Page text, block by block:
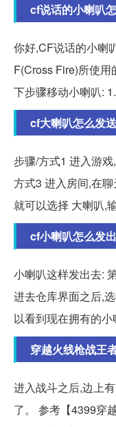
cf说话的小喇叭
你好,CF说话的小喇
F(Cross Fire)所使
下步骤移动小喇叭:
cf大喇叭怎么发
步骤/方式1 进入游
方式3 进入房间,在
就可以选择 大喇叭,
cf小喇叭怎么发
小喇叭这样发出去:
进去仓库界面之后,
以看到现在拥有的
穿越火线枪战王
进入战斗之后,边上
了。 参考【4399穿